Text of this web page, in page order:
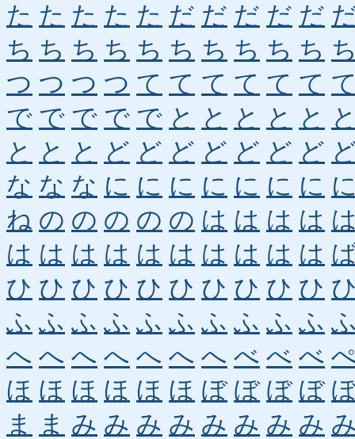
た た た た た だ だ だ だ だ
ち ち ち ち ち ち ち ち ち ち
つ つ つ つ て て て て て て
で で で で で と と と と と
と と と ど ど ど ど ど ど ど
な な な に に に に に に に
ね の の の の の は は は は
は は は は は は は は は は
ひ ひ ひ ひ ひ ひ ひ ひ ひ ひ
ふ ふ ふ ふ ふ ふ ふ ふ ふ ふ
へ へ へ へ へ へ へ べ べ べ
ほ ほ ほ ほ ほ ほ ぼ ぼ ぼ ぼ
ま
ま み み み み み み み み